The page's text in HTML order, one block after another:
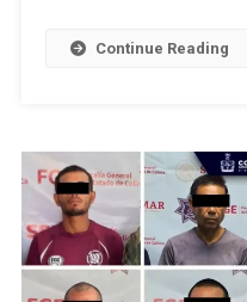
Continue Reading